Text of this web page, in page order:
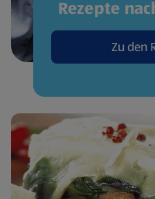
Rezepte
Zu den